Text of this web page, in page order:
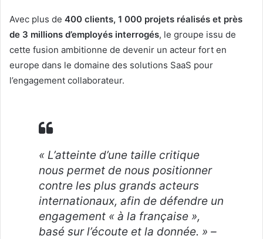
Avec plus de 400 clients, 1 000 projets réalisés et près
de 3 millions d’employés interrogés, le groupe issu de
cette fusion ambitionne de devenir un acteur fort en
europe dans le domaine des solutions SaaS pour
l’engagement collaborateur.
« L’atteinte d’une taille critique
nous permet de nous positionner
contre les plus grands acteurs
internationaux, afin de défendre un
engagement « à la française »,
basé sur l’écoute et la donnée. » –